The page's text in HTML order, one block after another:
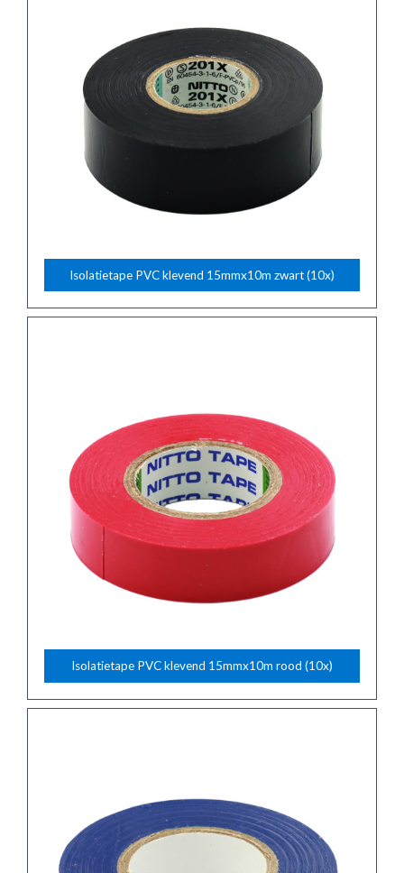
Isolatietape PVC klevend 15mmx10m zwart (10x)
Isolatietape PVC klevend 15mmx10m rood (10x)